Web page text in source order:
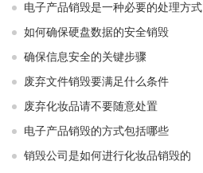
电子产品销毁是一种必要的处理方式
如何确保硬盘数据的安全销毁
确保信息安全的关键步骤
废弃文件销毁要满足什么条件
废弃化妆品请不要随意处置
电子产品销毁的方式包括哪些
销毁公司是如何进行化妆品销毁的